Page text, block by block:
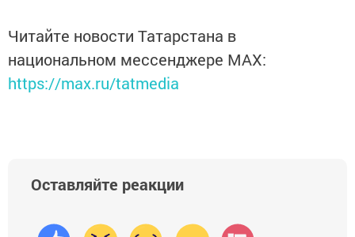
Читайте новости Татарстана в
национальном мессенджере MАХ:
https://max.ru/tatmedia
Оставляйте реакции